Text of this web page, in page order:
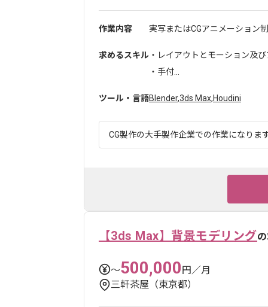
作業内容 実写またはCGアニメーション
求めるスキル ・レイアウトとモーション及
・手付...
ツール・言語Blender,3ds Max,Houdini
CG製作の大手製作企業での作業になりま
【3ds Max】背景モデリング
〜500,000円／月
三軒茶屋（東京都）